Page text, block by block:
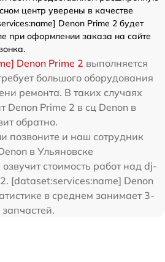
центр уверены в качестве
Denon Prime 2 будет
при оформлении заказа на сайте
Denon Prime 2 выполняется
большого оборудования
ремонта. В таких случаях
Denon Prime 2 в сц Denon в
обратно.
позвоните и наш сотрудник
в Ульяновске
стоимость работ над dj-
[dataset:services:name] Denon
в среднем занимает 3-